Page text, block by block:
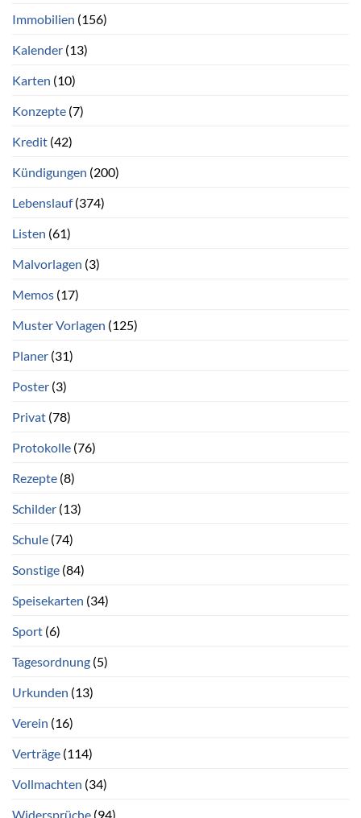
Immobilien (156)
Kalender (13)
Karten (10)
Konzepte (7)
Kredit (42)
Kündigungen (200)
Lebenslauf(374)
Listen (61)
Malvorlagen (3)
Memos (17)
Muster Vorlagen (125)
Planer (31)
Poster (3)
Privat (78)
Protokolle (76)
Rezepte (8)
Schilder (13)
Schule (74)
Sonstige (84)
Speisekarten (34)
Sport (6)
Tagesordnung (5)
Urkunden (13)
Verein (16)
Verträge (114)
Vollmachten (34)
Widersprüche (94)